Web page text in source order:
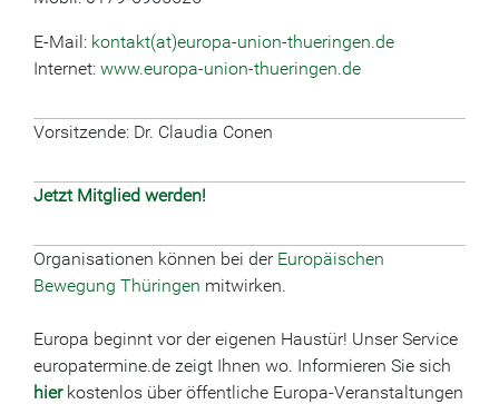
E-Mail: kontakt(at)europa-union-thueringen.de
Internet: www.europa-union-thueringen.de
Vorsitzende: Dr. Claudia Conen
Jetzt Mitglied werden!
Organisationen können bei der Europäischen
Bewegung Thüringen mitwirken.
Europa beginnt vor der eigenen Haustür! Unser Service
europatermine.de zeigt Ihnen wo. Informieren Sie sich
hierkostenlos über öffentliche Europa-Veranstaltungen